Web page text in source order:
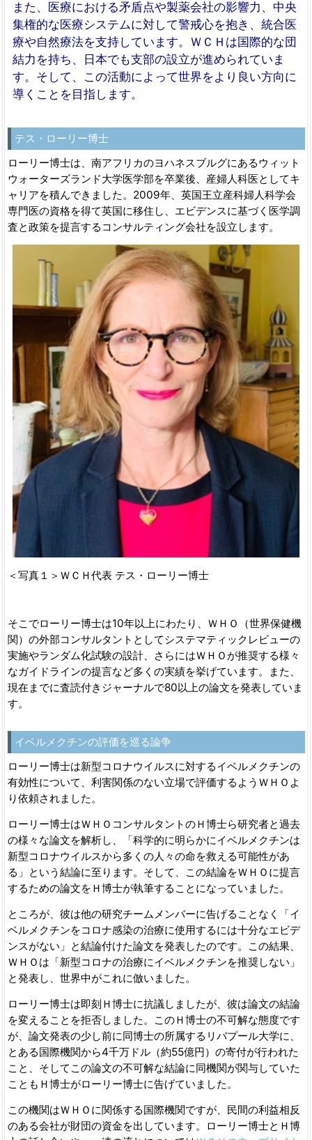
また、医療における矛盾点や製薬会社の影響力、中央
集権的な医療システムに対して警戒心を抱き、統合医
療や自然療法を支持しています。ＷＣＨは国際的な団
結力を持ち、日本でも支部の設立が進められていま
す。そして、この活動によって世界をより良い方向に
導くことを目指します。
テス・ローリー博士
ローリー博士は、南アフリカのヨハネスブルグにあるウィット
ウォーターズランド大学医学部を卒業後、産婦人科医としてキ
ャリアを積んできました。2009年、英国王立産科婦人科学会
専門医の資格を得て英国に移住し、エビデンスに基づく医学調
査と政策を提言するコンサルティング会社を設立します。
＜写真１＞ＷＣＨ代表 テス・ローリー博士
そこでローリー博士は10年以上にわたり、ＷＨＯ（世界保健機
関）の外部コンサルタントとしてシステマティックレビューの
実施やランダム化試験の設計、さらにはＷＨＯが推奨する様々
なガイドラインの提言など多くの実績を挙げています。また、
現在までに査読付きジャーナルで80以上の論文を発表していま
す。
イベルメクチンの評価を巡る論争
ローリー博士は新型コロナウイルスに対するイベルメクチンの
有効性について、利害関係のない立場で評価するようＷＨＯよ
り依頼されました。
ローリー博士はＷＨＯコンサルタントのＨ博士ら研究者と過去
の様々な論文を解析し、「科学的に明らかにイベルメクチンは
新型コロナウイルスから多くの人々の命を救える可能性があ
る」という結論に至ります。そして、この結論をＷＨＯに提言
するための論文をＨ博士が執筆することになっていました。
ところが、彼は他の研究チームメンバーに告げることなく「イ
ベルメクチンをコロナ感染の治療に使用するには十分なエビデ
ンスがない」と結論付けた論文を発表したのです。この結果、
ＷＨＯは「新型コロナの治療にイベルメクチンを推奨しない」
と発表し、世界中がこれに倣いました。
ローリー博士は即刻Ｈ博士に抗議しましたが、彼は論文の結論
を変えることを拒否しました。このＨ博士の不可解な態度です
が、論文発表の少し前に同博士の所属するリバプール大学に、
とある国際機関から4千万ドル（約55億円）の寄付が行われた
こと、そしてこの論文の不可解な結論に同機関が関与していた
こともＨ博士がローリー博士に告げていました。
この機関はＷＨＯに関係する国際機関ですが、民間の利益相反
のある会社が財団の資金を出しています。ローリー博士とＨ博